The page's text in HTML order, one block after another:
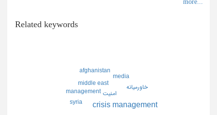
Related keywords
crisis management
امنيت management
syria
middle east
media
خاورميانه
afghanistan